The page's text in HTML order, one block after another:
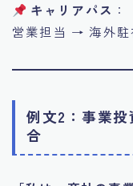
キャリアパス ：
営業担当 → 海外
例文2：事業
合